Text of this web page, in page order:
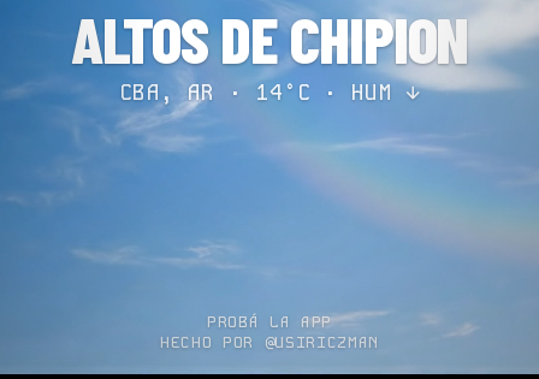
ALTOS DE CHIPION
CBA, AR · 14°C · HUM ↓
PROBÁ LA APP
HECHO POR @USIRICZMAN